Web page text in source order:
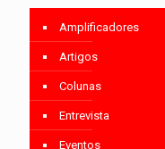
Amplificadores
Artigos
Colunas
Entrevista
Eventos